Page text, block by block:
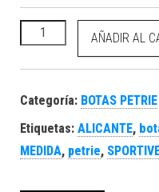
PETRIE Botas Sportive
AÑADIR AL
Categoría: BOTAS PETRIE
Etiquetas: ALICANTE,
MEDIDA, petrie,